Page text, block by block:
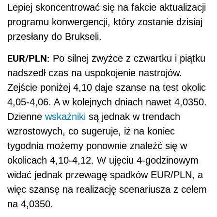
Lepiej skoncentrować się na fakcie aktualizacji
programu konwergencji, który zostanie dzisiaj
przesłany do Brukseli.
EUR/PLN: Po silnej zwyżce z czwartku i piątku
nadszedł czas na uspokojenie nastrojów.
Zejście poniżej 4,10 daje szanse na test okolic
4,05-4,06. A w kolejnych dniach nawet 4,0350.
Dzienne wskaźniki są jednak w trendach
wzrostowych, co sugeruje, iż na koniec
tygodnia możemy ponownie znaleźć się w
okolicach 4,10-4,12. W ujęciu 4-godzinowym
widać jednak przewagę spadków EUR/PLN, a
więc szansę na realizację scenariusza z celem
na 4,0350.